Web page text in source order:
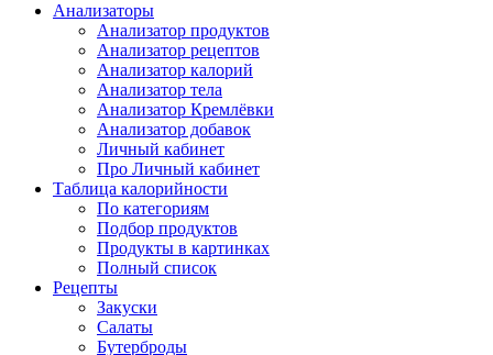
Анализаторы
Анализатор продуктов
Анализатор рецептов
Анализатор калорий
Анализатор тела
Анализатор Кремлёвки
Анализатор добавок
Личный кабинет
Про Личный кабинет
Таблица калорийности
По категориям
Подбор продуктов
Продукты в картинках
Полный список
Рецепты
Закуски
Салаты
Бутерброды